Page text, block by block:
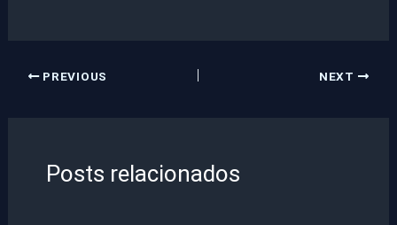
PREVIOUS NEXT
Posts relacionados